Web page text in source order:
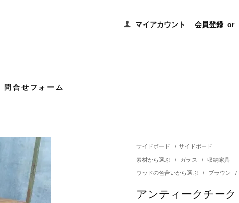
マイアカウント 会員登録 or
問合せフォーム
サイドボード / サイドボード
素材から選ぶ / ガラス / 収納家具
ウッドの色合いから選ぶ / ブラウン /
アンティークチー